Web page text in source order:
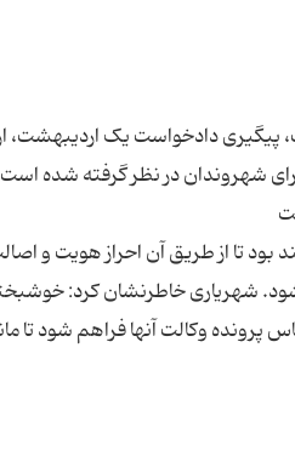
پیگیری دادخواست یک اردیبهشت،
شهروندان در نظر گرفته شده
تا از طریق آن احراز هویت و
شهریاری خاطرنشان کرد:
پرونده وکالت آنها فراهم شود تا